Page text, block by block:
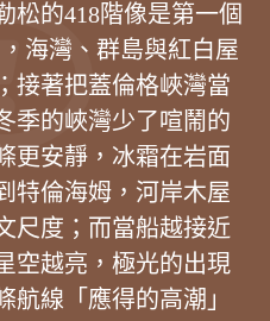
松的418階像是第一個
海灣、群島與紅白屋
接著把蓋倫格峽灣當
季的峽灣少了喧鬧的
更安靜，冰霜在岩面
特倫海姆，河岸木屋
尺度；而當船越接近
空越亮，極光的出現
航線「應得的高潮」